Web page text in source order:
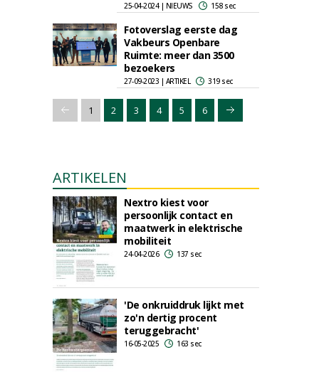
25-04-2024 | NIEUWS 158 sec
Fotoverslag eerste dag
Vakbeurs Openbare
Ruimte: meer dan 3500
bezoekers
27-09-2023 | ARTIKEL 319 sec
1 2 3 4 5 6
ARTIKELEN
Nextro kiest voor
persoonlijk contact en
maatwerk in elektrische
mobiliteit
24-04-2026 137 sec
'De onkruiddruk lijkt met
zo'n dertig procent
teruggebracht'
16-05-2025 163 sec